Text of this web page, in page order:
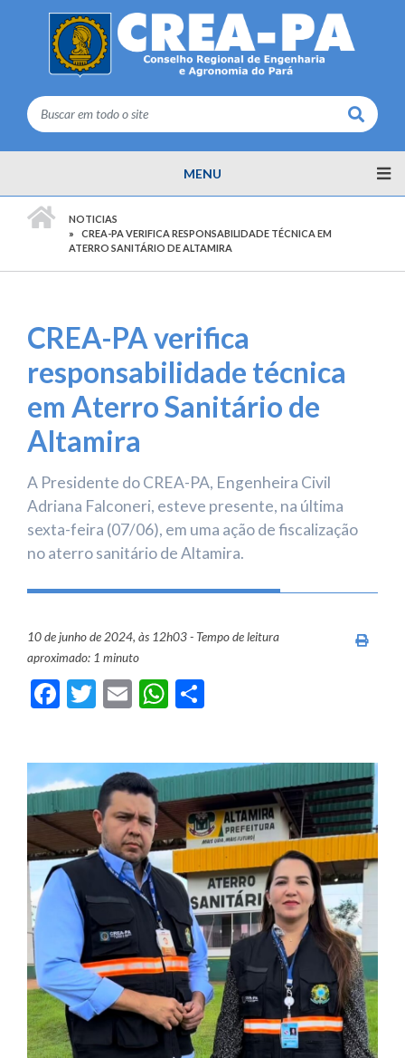
Buscar
MENU
NOTICIAS
CREA-PA VERIFICA RESPONSABILIDADE TÉCNICA EM
ATERRO SANITÁRIO DE ALTAMIRA
CREA-PA verifica
responsabilidade técnica
em Aterro Sanitário de
Altamira
A Presidente do CREA-PA, Engenheira Civil
Adriana Falconeri, esteve presente, na última
sexta-feira (07/06), em uma ação de fiscalização
no aterro sanitário de Altamira.
10 de junho de 2024, às 12h03 - Tempo de leitura
aproximado: 1 minuto
Facebook
Twitter
EmailWhatsApp